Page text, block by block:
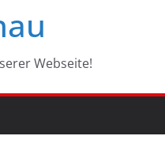
Webseite!